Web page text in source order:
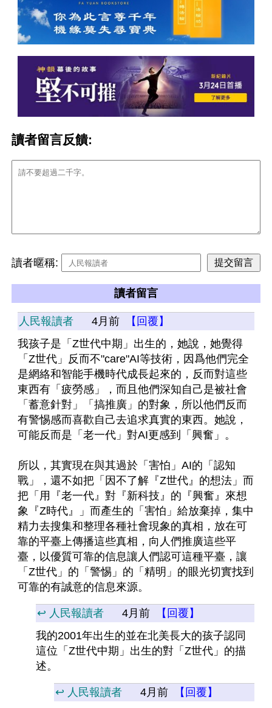
讀者留言反饋:
讀者暱稱:
讀者留言
人民報讀者 4月前
【回覆】
我孩子是「Z世代中期」出生的，她說，她覺得
「Z世代」反而不"care"AI等技術，因爲他們完全
是網絡和智能手機時代成長起來的，反而對這些
東西有「疲勞感」，而且他們深知自己是被社會
「蓄意針對」「搞推廣」的對象，所以他們反而
有警惕感而喜歡自己去追求真實的東西。她說，
可能反而是「老一代」對AI更感到「興奮」。
所以，其實現在與其過於「害怕」AI的「認知
戰」，還不如把「因不了解『Z世代』的想法」而
把「用『老一代』對『新科技』的『興奮』來想
象『Z時代』」而產生的「害怕」給放棄掉，集中
精力去搜集和整理各種社會現象的真相，放在可
靠的平臺上傳播這些真相，向人們推廣這些平
臺，以優質可靠的信息讓人們認可這種平臺，讓
「Z世代」的「警惕」的「精明」的眼光切實找到
可靠的有誠意的信息來源。
↩️ 人民報讀者 4月前
【回覆】
我的2001年出生的並在北美長大的孩子認同
這位「Z世代中期」出生的對「Z世代」的描
述。
↩️ 人民報讀者 4月前
【回覆】